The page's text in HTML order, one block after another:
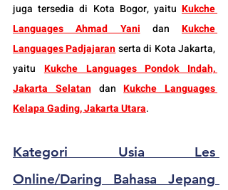
juga tersedia di Kota Bogor, yaitu Kukche
Languages Ahmad Yani
dan Kukche
Languages Padjajaran serta di Kota Jakarta,
yaitu Kukche Languages Pondok Indah,
Jakarta Selatan dan Kukche Languages
Kelapa Gading, Jakarta Utara.
Kategori Usia L
Online/Daring Bahasa Jepang